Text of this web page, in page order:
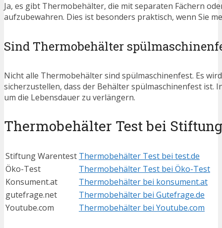
Ja, es gibt Thermobehälter, die mit separaten Fächern
aufzubewahren. Dies ist besonders praktisch, wenn Sie
Sind Thermobehälter
Nicht alle Thermobehälter sind spülmaschinenfest. Es
sicherzustellen, dass der Behälter spülmaschinenfest ist.
um die Lebensdauer zu verlängern.
Thermobehälter Test bei
Stiftung Warentest Thermobehälter Test bei test.de
Öko-Test
Thermobehälter Test bei Öko-Test
Konsument.at
Thermobehälter bei konsument.at
gutefrage.net
Thermobehälter bei Gutefrage.de
Youtube.com
Thermobehälter bei Youtube.com